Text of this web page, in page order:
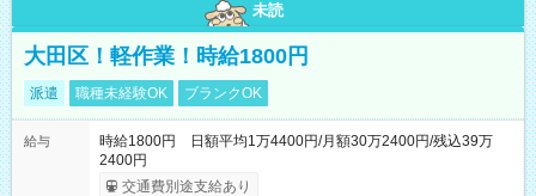
未読
大田区！軽作業！時給1800円
派遣 職種未経験OK ブランクOK
給与
時給1800円 日額平均1万4400円/月額30万2400円/残込39万
2400円
交通費別途支給あり